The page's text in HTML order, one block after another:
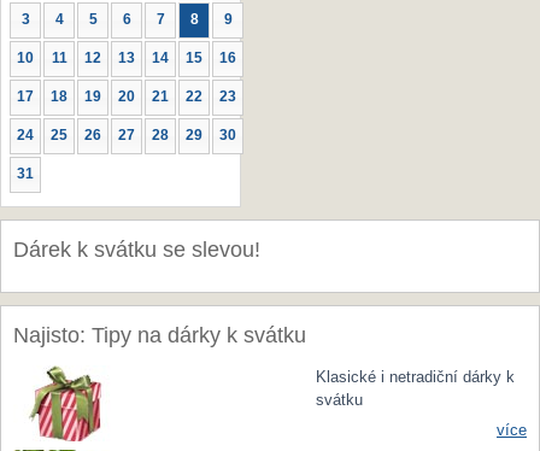
3 4 5 6 7 8 9
10 11 12 13 14 15 16
17 18 19 20 21 22 23
24 25 26 27 28 29 30
31
Dárek k svátku se slevou!
Najisto: Tipy na dárky k svátku
Klasické i netradiční dárky k
svátku
více